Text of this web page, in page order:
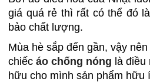
giá quá rẻ thì rất có thể đó
bảo chất lượng.
Mùa hè sắp đến gần, vậy
chiếc áo chống nóng là điều
hữu cho mình sản phẩm hữu